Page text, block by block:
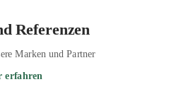
Referenzen
Marken und Partner
erfahren